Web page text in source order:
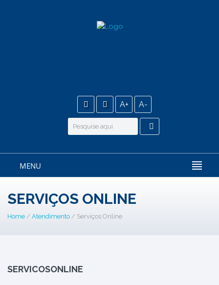
A+ A-
MENU
SERVIÇOS ONLINE
Home / Atendimento / Serviços Online
SERVICOSONLINE